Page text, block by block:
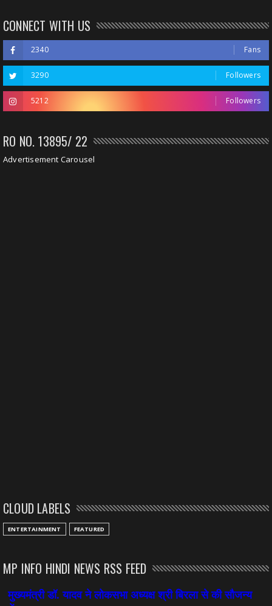
CONNECT WITH US
2340 Fans
3290 Followers
5212 Followers
RO NO. 13895/ 22
Advertisement Carousel
CLOUD LABELS
ENTERTAINMENT FEATURED
MP INFO HINDI NEWS RSS FEED